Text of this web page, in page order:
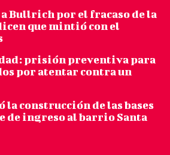
a Bullrich por el fracaso de la
que mintió con el
prisión preventiva para
por atentar contra un
la construcción de las bases
de ingreso al barrio Santa